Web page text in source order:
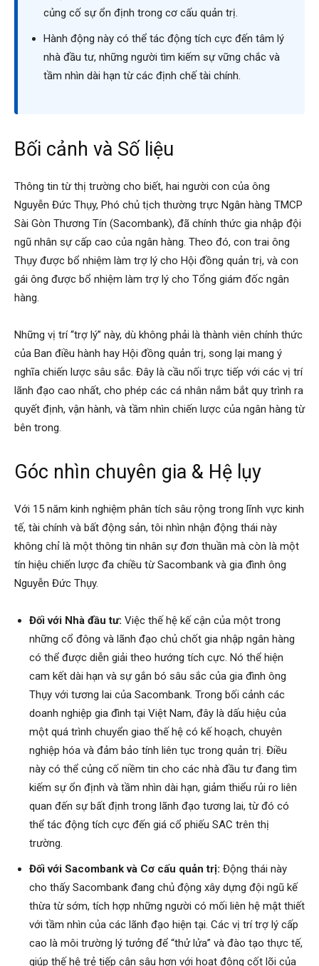
củng cố sự ổn định trong cơ cấu quản trị.
Hành động này có thể tác động tích cực đến tâm lý
nhà đầu tư, những người tìm kiếm sự vững chắc và
tầm nhìn dài hạn từ các định chế tài chính.
Bối cảnh và Số liệu
Thông tin từ thị trường cho biết, hai người con của ông
Nguyễn Đức Thụy, Phó chủ tịch thường trực Ngân hàng TMCP
Sài Gòn Thương Tín (Sacombank), đã chính thức gia nhập đội
ngũ nhân sự cấp cao của ngân hàng. Theo đó, con trai ông
Thụy được bổ nhiệm làm trợ lý cho Hội đồng quản trị, và con
gái ông được bổ nhiệm làm trợ lý cho Tổng giám đốc ngân
hàng.
Những vị trí “trợ lý” này, dù không phải là thành viên chính thức
của Ban điều hành hay Hội đồng quản trị, song lại mang ý
nghĩa chiến lược sâu sắc. Đây là cầu nối trực tiếp với các vị trí
lãnh đạo cao nhất, cho phép các cá nhân nắm bắt quy trình ra
quyết định, vận hành, và tầm nhìn chiến lược của ngân hàng từ
bên trong.
Góc nhìn chuyên gia & Hệ lụy
Với 15 năm kinh nghiệm phân tích sâu rộng trong lĩnh vực kinh
tế, tài chính và bất động sản, tôi nhìn nhận động thái này
không chỉ là một thông tin nhân sự đơn thuần mà còn là một
tín hiệu chiến lược đa chiều từ Sacombank và gia đình ông
Nguyễn Đức Thụy.
Đối với Nhà đầu tư: Việc thế hệ kế cận của một trong
những cổ đông và lãnh đạo chủ chốt gia nhập ngân hàng
có thể được diễn giải theo hướng tích cực. Nó thể hiện
cam kết dài hạn và sự gắn bó sâu sắc của gia đình ông
Thụy với tương lai của Sacombank. Trong bối cảnh các
doanh nghiệp gia đình tại Việt Nam, đây là dấu hiệu của
một quá trình chuyển giao thế hệ có kế hoạch, chuyên
nghiệp hóa và đảm bảo tính liên tục trong quản trị. Điều
này có thể củng cố niềm tin cho các nhà đầu tư đang tìm
kiếm sự ổn định và tầm nhìn dài hạn, giảm thiểu rủi ro liên
quan đến sự bất định trong lãnh đạo tương lai, từ đó có
thể tác động tích cực đến giá cổ phiếu SAC trên thị
trường.
Đối với Sacombank và Cơ cấu quản trị: Động thái này
cho thấy Sacombank đang chủ động xây dựng đội ngũ kế
thừa từ sớm, tích hợp những người có mối liên hệ mật thiết
với tầm nhìn của các lãnh đạo hiện tại. Các vị trí trợ lý cấp
cao là môi trường lý tưởng để “thử lửa” và đào tạo thực tế,
giúp thế hệ trẻ tiếp cận sâu hơn với hoạt động cốt lõi của